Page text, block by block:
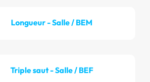
Longueur - Salle / BEM
Triple saut - Salle / BEF